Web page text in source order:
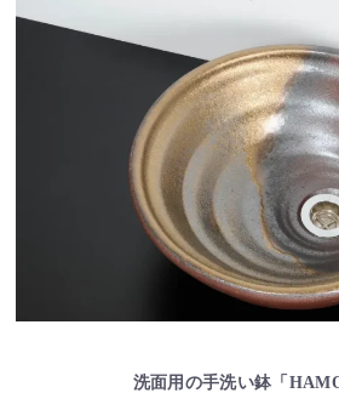
洗面用の手洗い鉢「